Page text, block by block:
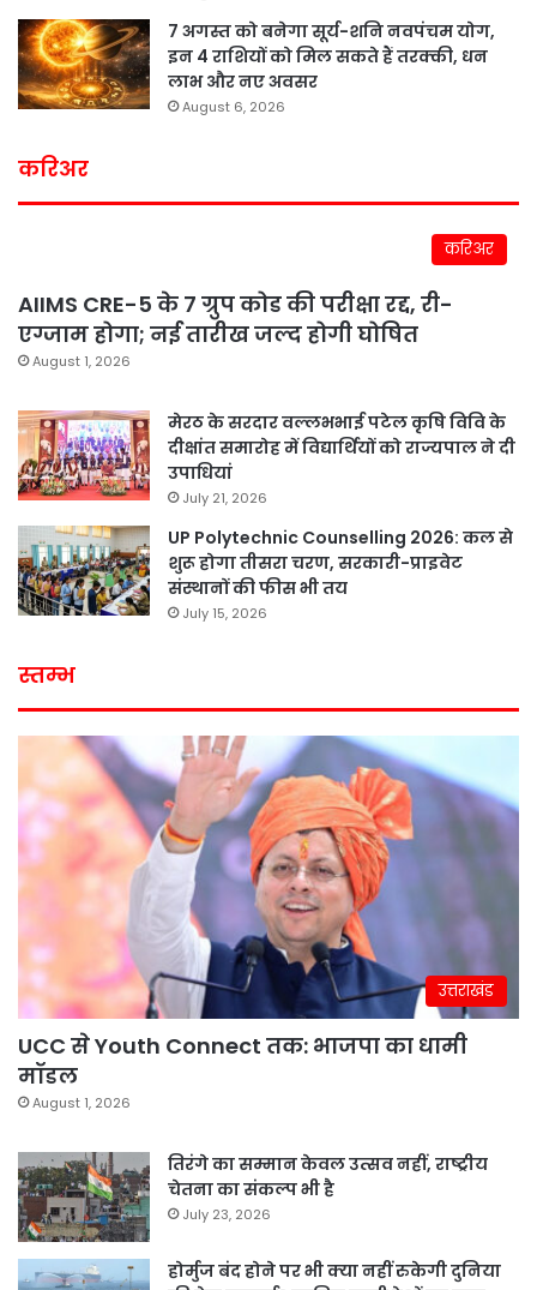
7 अगस्त को बनेगा सूर्य-शनि नवपंचम योग,
इन 4 राशियों को मिल सकते हैं तरक्की, धन
लाभ और नए अवसर
August 6, 2026
करिअर
करिअर
AIIMS CRE-5 के 7 ग्रुप कोड की परीक्षा रद्द, री-
एग्जाम होगा; नई तारीख जल्द होगी घोषित
August 1, 2026
मेरठ के सरदार वल्लभभाई पटेल कृषि विवि के
दीक्षांत समारोह में विद्यार्थियों को राज्यपाल ने दी
उपाधियां
July 21, 2026
UP Polytechnic Counselling 2026: कल से
शुरू होगा तीसरा चरण, सरकारी-प्राइवेट
संस्थानों की फीस भी तय
July 15, 2026
स्तम्भ
उत्तराखंड
UCC से Youth Connect तक: भाजपा का धामी
मॉडल
August 1, 2026
तिरंगे का सम्मान केवल उत्सव नहीं, राष्ट्रीय
चेतना का संकल्प भी है
July 23, 2026
होर्मुज बंद होने पर भी क्या नहीं रुकेगी दुनिया